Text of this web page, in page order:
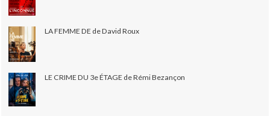
LA FEMME DE de David Roux
LE CRIME DU 3e ÉTAGE de Rémi Bezançon